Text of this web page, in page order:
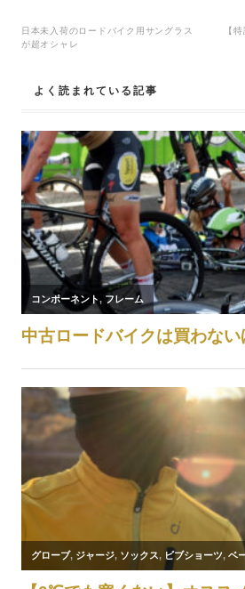
投
ナ
ビ
ゲ
ー
シ
ョ
ン
日本未入荷のロードバイク用サングラス
が超オシャレ
【
よく読まれている記事